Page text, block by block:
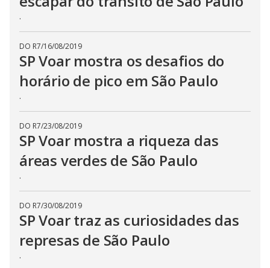
.
DO R7/16/08/2019
SP Voar mostra os desafios do
horário de pico em São Paulo
.
DO R7/23/08/2019
SP Voar mostra a riqueza das
áreas verdes de São Paulo
.
DO R7/30/08/2019
SP Voar traz as curiosidades das
represas de São Paulo
.